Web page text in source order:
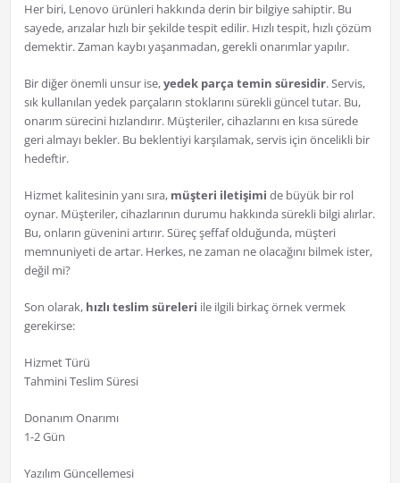
Her biri, Lenovo ürünleri hakkında derin bir bilgiye sahiptir. Bu
sayede, arızalar hızlı bir şekilde tespit edilir. Hızlı tespit, hızlı çözüm
demektir. Zaman kaybı yaşanmadan, gerekli onarımlar yapılır.
Bir diğer önemli unsur ise,yedek parça temin süresidir. Servis,
sık kullanılan yedek parçaların stoklarını sürekli güncel tutar. Bu,
onarım sürecini hızlandırır. Müşteriler, cihazlarını en kısa sürede
geri almayı bekler. Bu beklentiyi karşılamak, servis için öncelikli bir
hedeftir.
Hizmet kalitesinin yanı sıra, müşteri iletişimi de büyük bir rol
oynar. Müşteriler, cihazlarının durumu hakkında sürekli bilgi alırlar.
Bu, onların güvenini artırır. Süreç şeffaf olduğunda, müşteri
memnuniyeti de artar. Herkes, ne zaman ne olacağını bilmek ister,
değil mi?
Son olarak, hızlı teslim süreleri ile ilgili birkaç örnek vermek
gerekirse:
Hizmet Türü
Tahmini Teslim Süresi
Donanım Onarımı
1-2 Gün
Yazılım Güncellemesi